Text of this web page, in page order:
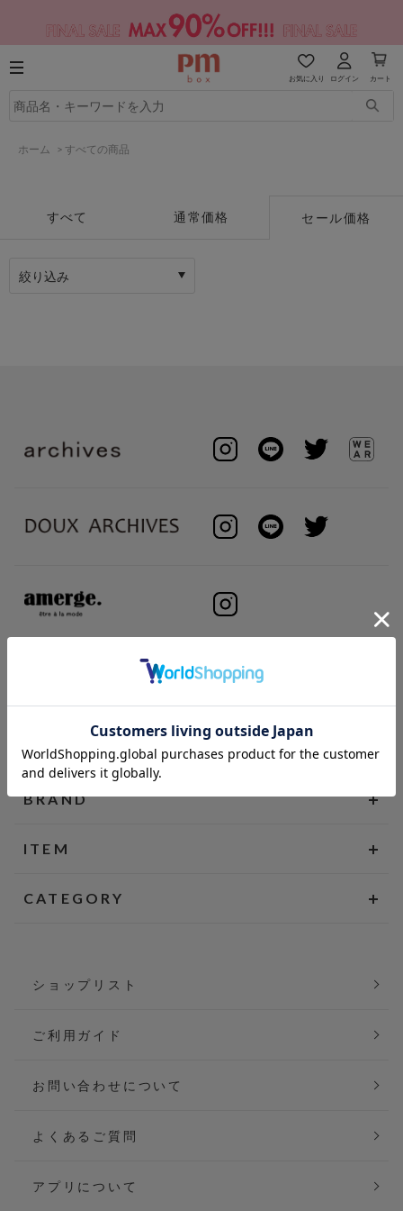
お気に入り ログイン カート
ホーム > すべての商品
すべて 通常価格 セール価格
絞り込み
BRAND
ITEM
CATEGORY
ショップリスト
ご利用ガイド
お問い合わせについて
よくあるご質問
アプリについて